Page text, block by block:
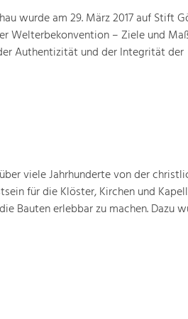
wurde am 29. März 2017 auf Stift
Welterbekonvention – Ziele und
Authentizität und der Integrität der
viele Jahrhunderte von der
für die Klöster, Kirchen und
Bauten erlebbar zu machen. Dazu